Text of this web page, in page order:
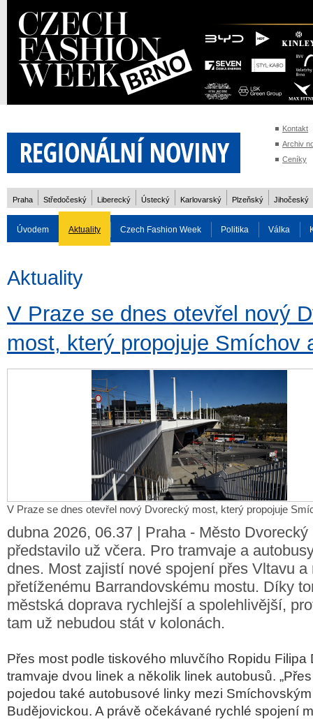
Kontakt
Archiv
Ceníky
Praha Středočeský Liberecký Ústecký Karlovarský Plzeňský Jihočeský
Úvodem Aktuality Czech Fashion Week Politika Válka
Aktuality
V Praze se dnes otevřel nový
most, který propojuje Smíchov
V Praze se dnes otevřel nový Dvorecký most, který propojuje
dubna 2026, 06.37 | Praha - Město
představilo už včera. Pro tramvaje a
dnes. Most zajistí nové spojení přes Vltavu a
přetíženému Barrandovskému mostu. Díky
městská doprava rychlejší a spolehlivější,
tam už nebudou stát v kolonách.
Přes most podle tiskového mluvčího Ropidu Filipa
tramvaje dvou linek a několik linek autobusů.
pojedou také autobusové linky mezi
Budějovickou. A právě očekávané rychlé spojení